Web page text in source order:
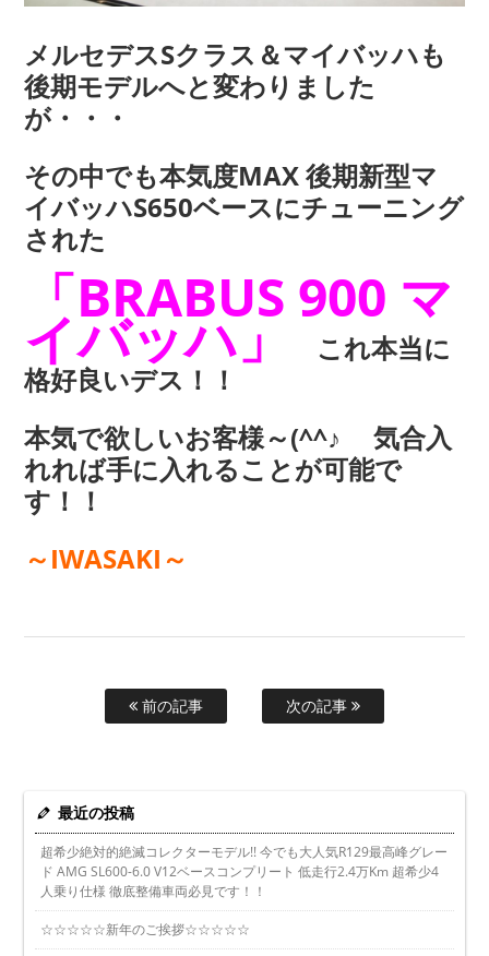
メルセデスSクラス＆マイバッハも
後期モデルへと変わりました
が・・・
その中でも本気度MAX 後期新型マ
イバッハS650ベースにチューニング
された
「BRABUS 900 マ
イバッハ」
これ本当に
格好良いデス！！
本気で欲しいお客様～(^^♪ 気合入
れれば手に入れることが可能で
す！！
～IWASAKI～
前の記事 次の記事
最近の投稿
超希少絶対的絶滅コレクターモデル!! 今でも大人気R129最高峰グレー
ド AMG SL600-6.0 V12ベースコンプリート 低走行2.4万Km 超希少4
人乗り仕様 徹底整備車両必見です！！
☆☆☆☆☆新年のご挨拶☆☆☆☆☆